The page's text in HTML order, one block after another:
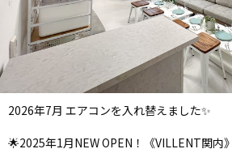
2026年7月 エアコンを入れ替えました✨
🌟2025年1月NEW OPEN！《VILLENT関内